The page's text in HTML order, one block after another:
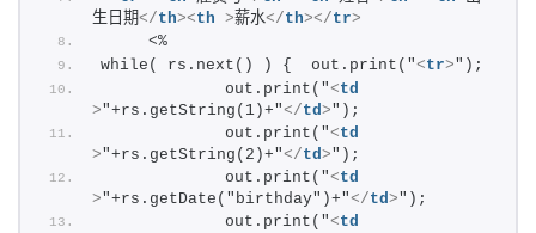
生日期</th><th >薪水</th></tr>
     <%
while( rs.next() ) {  out.print("<tr>");
             out.print("
<td
>"+rs.getString(1)+"</td>");
             out.print("
<td
>"+rs.getString(2)+"</td>");
             out.print("
<td
>"+rs.getDate("birthday")+"</td>");
             out.print("
<td